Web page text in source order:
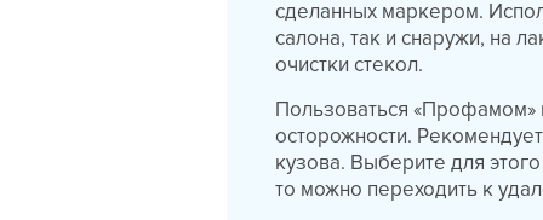
сделанных маркером.
салона, так и снаружи, на
очистки стекол.
Пользоваться «Профамом»
осторожности.
кузова. Выберите для
то можно переходить к